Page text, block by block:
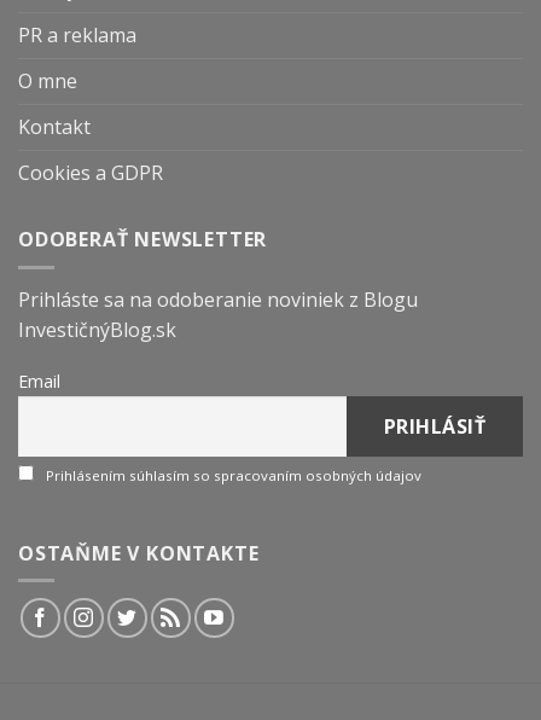
PR a reklama
O mne
Kontakt
Cookies a GDPR
ODOBERAŤ NEWSLETTER
Prihláste sa na odoberanie noviniek z Blogu
InvestičnýBlog.sk
Email
Prihlásením súhlasím so spracovaním osobných údajov
OSTAŇME V KONTAKTE